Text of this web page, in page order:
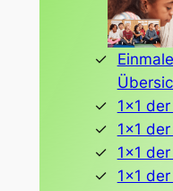
1×1
1×1
1×1
1×1